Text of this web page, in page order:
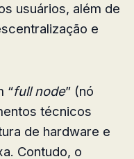
usuários, além de
e
“full node” (nó
técnicos
de hardware e
Contudo, o